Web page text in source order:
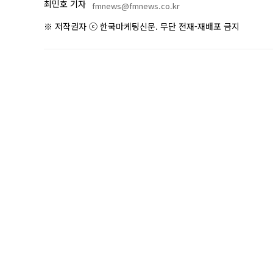
최민호 기자 fmnews@fmnews.co.kr
※ 저작권자 ⓒ 한국마케팅신문. 무단 전재-재배포 금지